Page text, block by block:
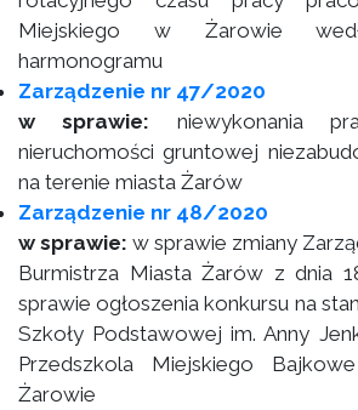
Miejskiego w Żarowie
harmonogramu
Zarządzenie nr 47/2020
w sprawie: niewykonania
nieruchomości gruntowej
na terenie miasta Żarów
Zarządzenie nr 48/2020
w sprawie: w sprawie zmiany
Burmistrza Miasta Żarów z dnia
sprawie ogłoszenia konkursu na
Szkoły Podstawowej im. Anny
Przedszkola Miejskiego
Żarowie